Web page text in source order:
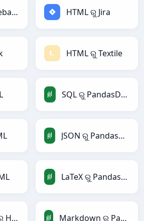
HTML ରୁ Firebase HTML ରୁ Jira
HTML ରୁ Textile
SQL ରୁ PandasDataFrame
JSON ରୁ PandasDataFrame
LaTeX ରୁ PandasDataFrame
Markdown ରୁ HTML Markdown ରୁ PandasDataFrame